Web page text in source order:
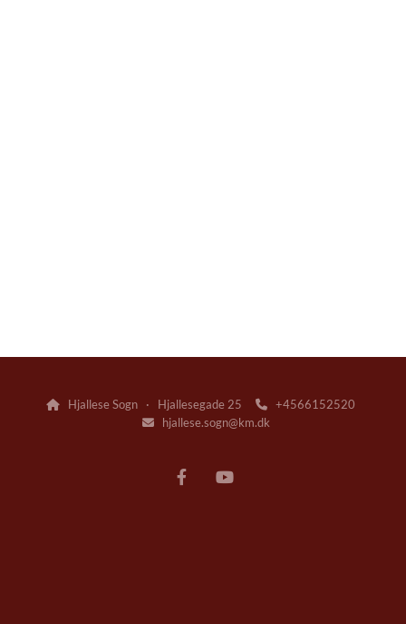
Hjallese Sogn · Hjallesegade 25 +4566152520
hjallese.sogn@km.dk